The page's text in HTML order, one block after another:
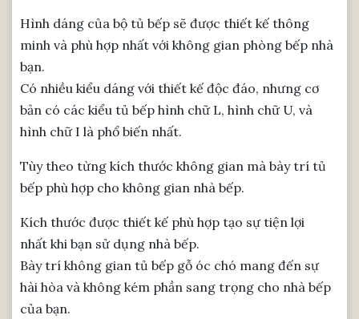
Hình dáng của bộ tủ bếp sẽ được thiết kế thông
minh và phù hợp nhất với không gian phòng bếp nhà
bạn.
Có nhiều kiểu dáng với thiết kế độc đáo, nhưng cơ
bản có các kiểu tủ bếp hình chữ L, hình chữ U, và
hình chữ I là phổ biến nhất.
Tùy theo từng kích thước không gian mà bày trí tủ
bếp phù hợp cho không gian nhà bếp.
Kích thước được thiết kế phù hợp tạo sự tiện lợi
nhất khi bạn sử dụng nhà bếp.
Bày trí không gian tủ bếp gỗ óc chó mang đến sự
hài hòa và không kém phần sang trọng cho nhà bếp
của bạn.